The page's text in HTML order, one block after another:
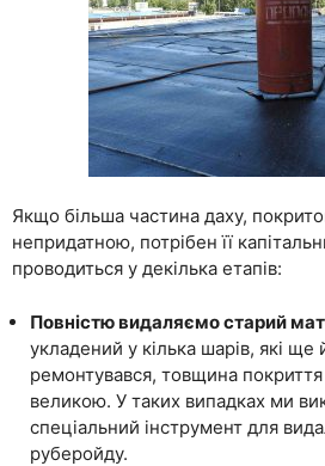
Якщо більша частина даху,
непридатною, потрібен її
проводиться у декілька етапів:
Повністю видаляємо старий
укладений у кілька шарів, які
ремонтувався, товщина
великою. У таких випадках ми
спеціальний інструмент для
руберойду.